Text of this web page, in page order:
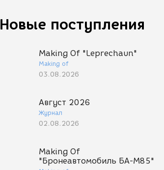
Новые поступления
Making Of "Leprechaun"
Making of
03.08.2026
Август 2026
Журнал
02.08.2026
Making Of
"Бронеавтомобиль БА-М85"